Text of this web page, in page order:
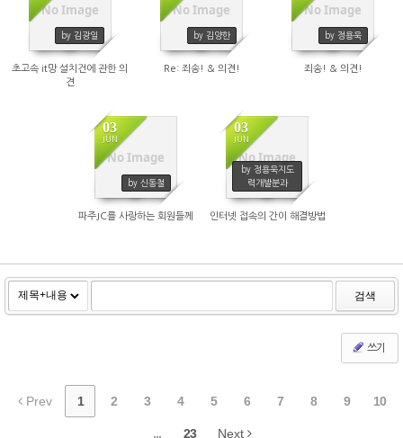
No Image
by 김광일
2171
초고속 it망 설치건에 관한 의
견
No Image
by 김양한
2204
Re: 죄송! & 의견!
No Image
by 정용욱
2009
죄송! & 의견!
No Image
03
JUN
by 신동철
2075
파주JC를 사랑하는 회원들께
No Image
03
JUN
by 정용욱지도
력개발분과
2204
인터넷 접속의 간이 해결방법
검색
쓰기
Prev 1 2 3 4 5 6 7 8 9 10
... 23 Next